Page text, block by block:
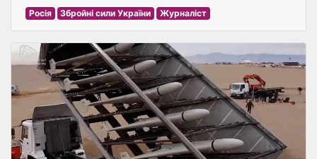
Росія Збройні сили України Журналіст